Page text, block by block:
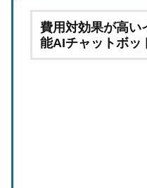
費用対効果が高い
能AIチャットボッ